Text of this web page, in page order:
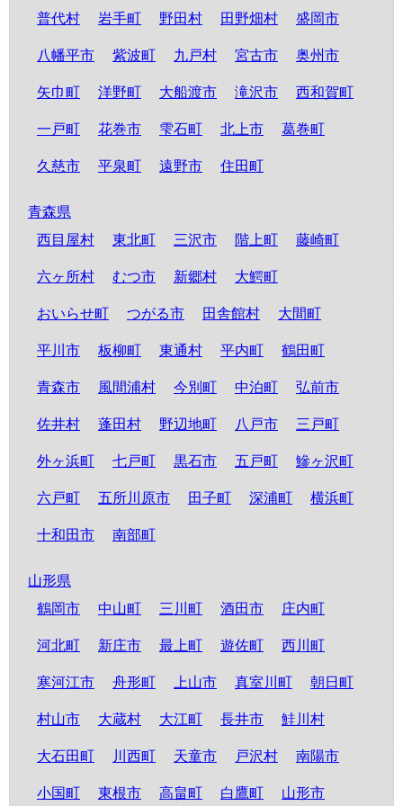
普代村 岩手町 野田村 田野畑村 盛岡市
八幡平市 紫波町 九戸村 宮古市 奥州市
矢巾町 洋野町 大船渡市 滝沢市 西和賀町
一戸町 花巻市 雫石町 北上市 葛巻町
久慈市 平泉町 遠野市 住田町
青森県
西目屋村
東北町 三沢市 階上町 藤崎町
六ヶ所村 むつ市 新郷村 大鰐町
おいらせ町 つがる市 田舎館村 大間町
平川市 板柳町 東通村 平内町 鶴田町
青森市 風間浦村 今別町 中泊町 弘前市
佐井村 蓬田村 野辺地町 八戸市 三戸町
外ヶ浜町 七戸町 黒石市 五戸町 鰺ヶ沢町
六戸町 五所川原市 田子町 深浦町 横浜町
十和田市 南部町
山形県
鶴岡市
中山町 三川町 酒田市 庄内町
河北町 新庄市 最上町 遊佐町 西川町
寒河江市 舟形町 上山市 真室川町 朝日町
村山市 大蔵村 大江町 長井市 鮭川村
大石田町 川西町 天童市 戸沢村 南陽市
小国町 東根市 高畠町 白鷹町 山形市